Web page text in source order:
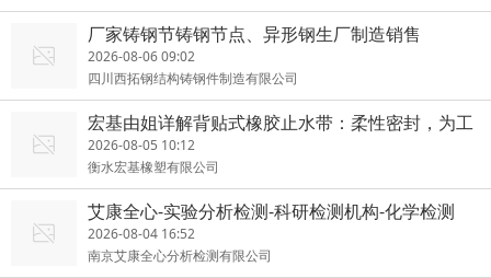
厂家铸钢节铸钢节点、异形钢生厂制造销售
2026-08-06 09:02
四川西拓钢结构铸钢件制造有限公司
宏基由姐详解背贴式橡胶止水带：柔性密封，为工
程持久挡水
2026-08-05 10:12
衡水宏基橡塑有限公司
艾康全心-实验分析检测-科研检测机构-化学检测
2026-08-04 16:52
南京艾康全心分析检测有限公司